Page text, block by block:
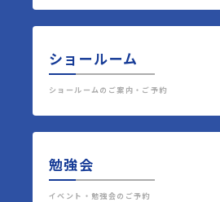
ショールーム
ショールームのご案内・ご予約
勉強会
イベント・勉強会のご予約